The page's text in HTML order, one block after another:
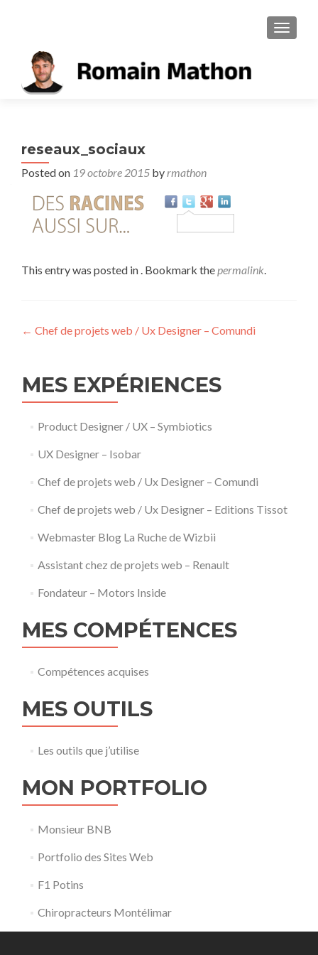
reseaux_sociaux
Posted on 19 octobre 2015 byrmathon
This entry was posted in . Bookmark thepermalink.
Post
← Chef de projets web / Ux Designer – Comundi
MES EXPÉRIENCES
Product Designer / UX – Symbiotics
UX Designer – Isobar
Chef de projets web / Ux Designer – Comundi
Chef de projets web / Ux Designer – Editions Tissot
Webmaster Blog La Ruche de Wizbii
Assistant chez de projets web – Renault
Fondateur – Motors Inside
MES COMPÉTENCES
Compétences acquises
MES OUTILS
Les outils que j’utilise
MON PORTFOLIO
Monsieur BNB
Portfolio des Sites Web
F1 Potins
Chiropracteurs Montélimar